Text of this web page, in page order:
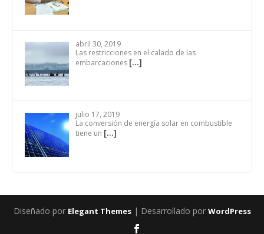
abril 30, 2019
Las restricciones en el calado de las
embarcaciones […]
julio 17, 2019
La conversión de energía solar en combustible
tiene un […]
Diseñado por Elegant Themes| Desarrollado por WordPress